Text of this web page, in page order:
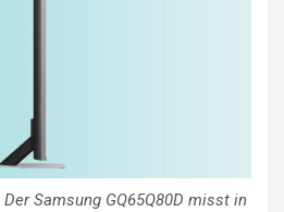
Samsung GQ65Q80D misst in